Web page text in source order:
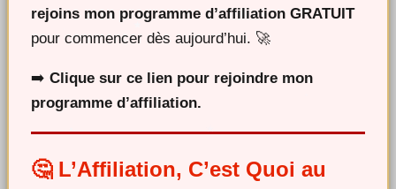
rejoins mon programme d’affiliation GRATUIT
pour commencer dès aujourd’hui. 🚀
➡️ Clique sur ce lien pour rejoindre mon
programme d’affiliation.
🤔 L’Affiliation, C’est Quoi au